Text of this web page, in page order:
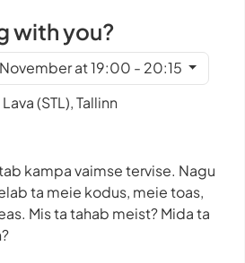
with you?
at 19:00 - 20:15
(STL), Tallinn
kampa vaimse tervise. Nagu
ta meie kodus, meie toas,
Mis ta tahab meist? Mida ta